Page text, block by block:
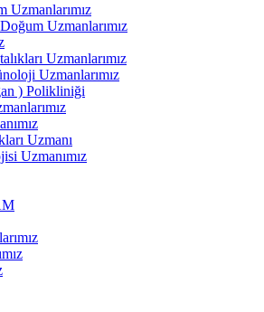
Uzmanlarımız
Uzmanlarımız
Uzmanlarımız
Uzmanlarımız
) Polikliniği
Uzmanı
Uzmanımız